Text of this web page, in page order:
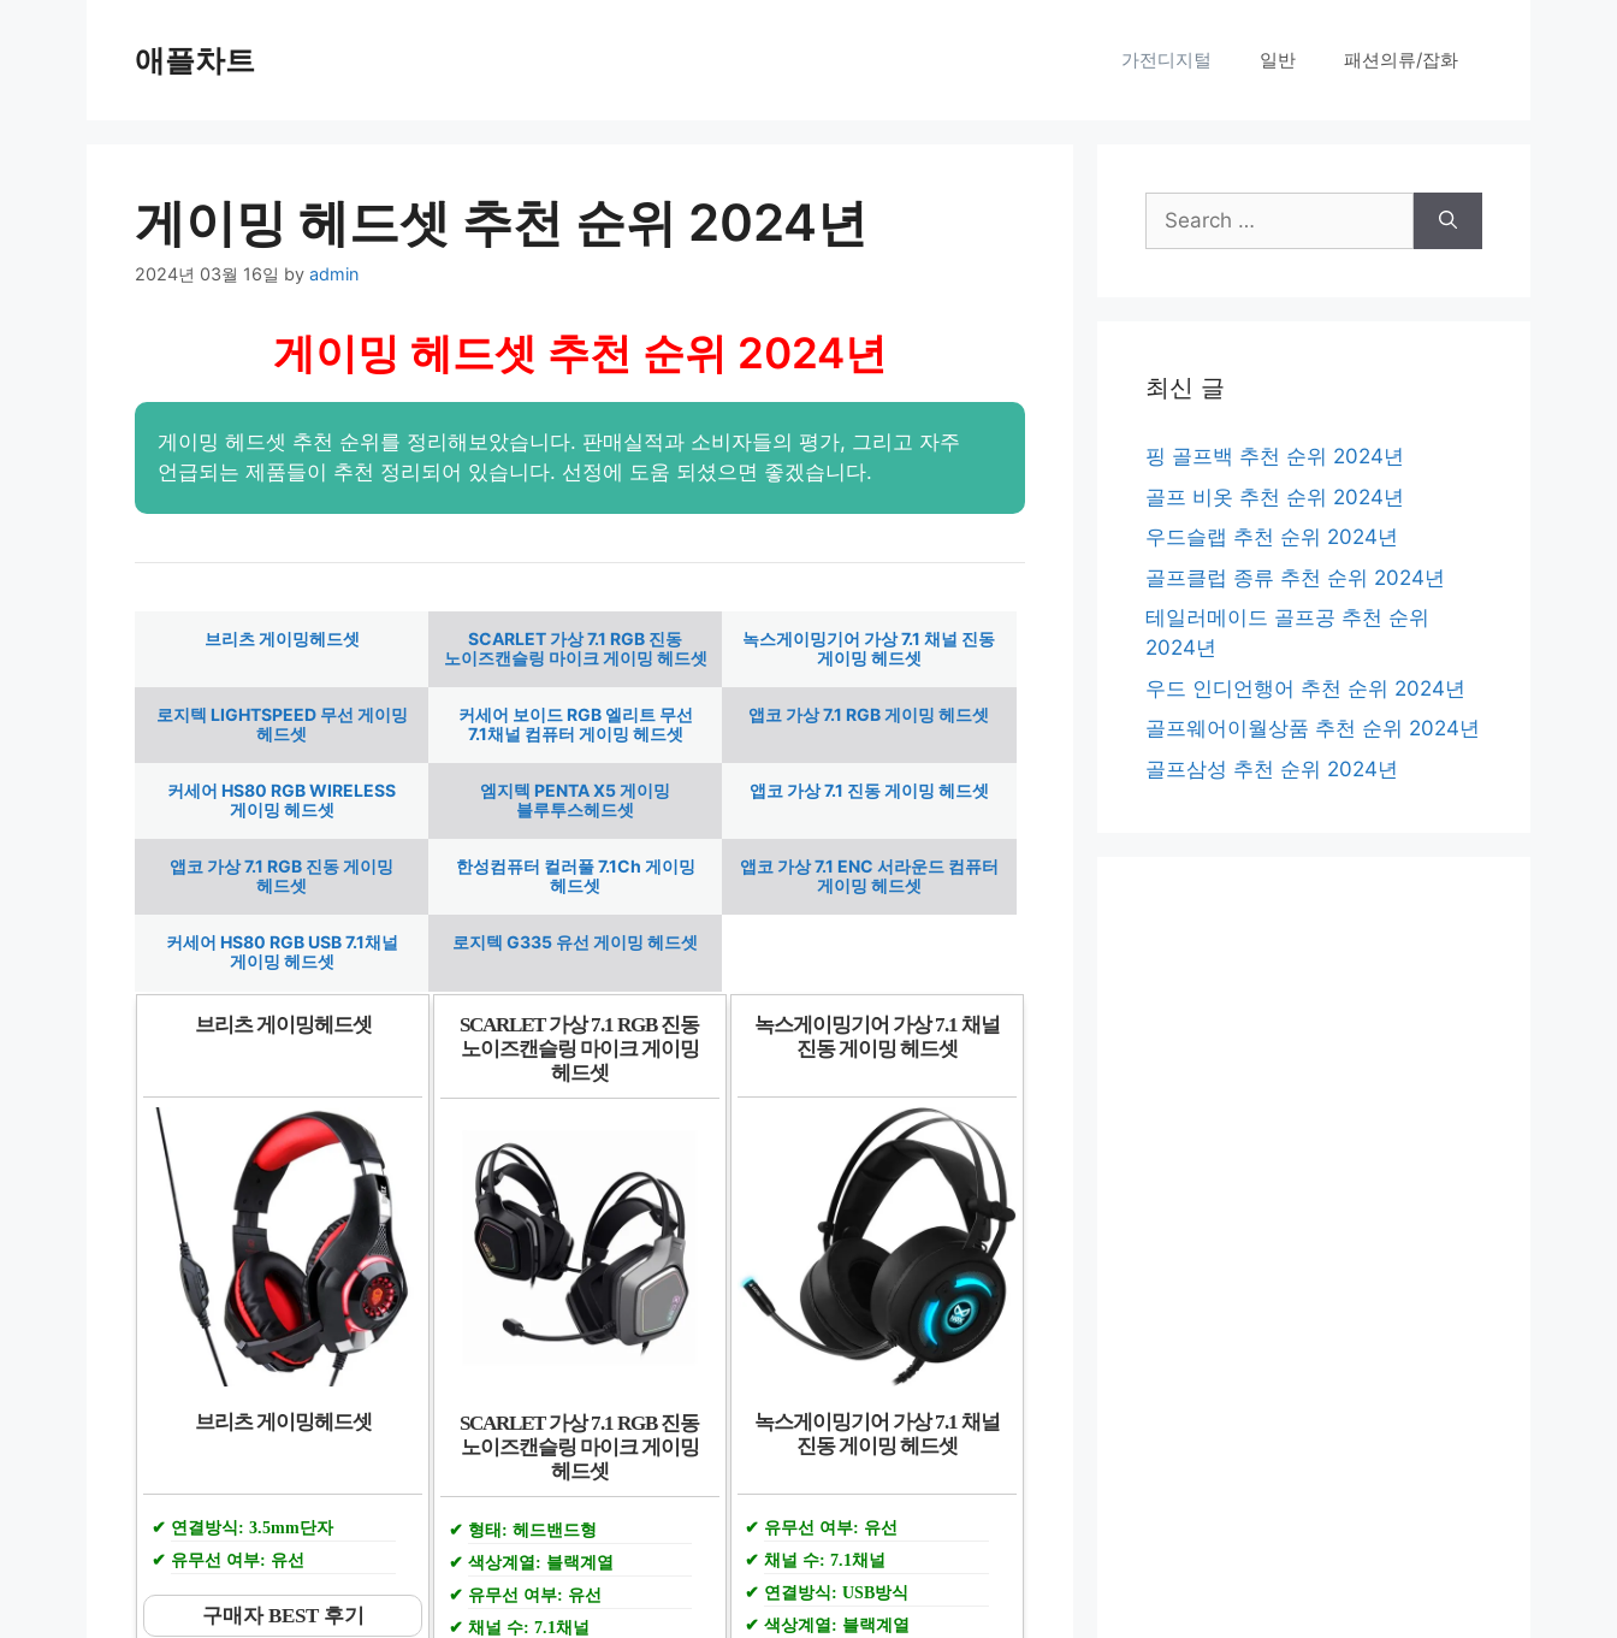
애플차트 가전디지털 일반 패션의류/잡화
게이밍 헤드셋 추천 순위 2024년
2024년 03월 16일 by admin
게이밍 헤드셋 추천 순위 2024년
게이밍 헤드셋 추천 순위를 정리해보았습니다. 판매실적과 소비자들의 평가, 그리고 자주
언급되는 제품들이 추천 정리되어 있습니다. 선정에 도움 되셨으면 좋겠습니다.
브리츠 게이밍헤드셋
SCARLET 가상 7.1 RGB 진동
노이즈캔슬링 마이크 게이밍 헤드셋
녹스게이밍기어 가상 7.1 채널 진동
게이밍 헤드셋
로지텍 LIGHTSPEED 무선 게이밍
헤드셋
커세어 보이드 RGB 엘리트 무선
7.1채널 컴퓨터 게이밍 헤드셋
앱코 가상 7.1 RGB 게이밍 헤드셋
커세어 HS80 RGB WIRELESS
게이밍 헤드셋
엠지텍 PENTA X5 게이밍
블루투스헤드셋
앱코 가상 7.1 진동 게이밍 헤드셋
앱코 가상 7.1 RGB 진동 게이밍
헤드셋
한성컴퓨터 컬러풀 7.1Ch 게이밍
헤드셋
앱코 가상 7.1 ENC 서라운드 컴퓨터
게이밍 헤드셋
커세어 HS80 RGB USB 7.1채널
게이밍 헤드셋
로지텍 G335 유선 게이밍 헤드셋
브리츠 게이밍헤드셋
브리츠 게이밍헤드셋
연결방식: 3.5mm단자
유무선 여부: 유선
구매자 BEST 후기
SCARLET 가상 7.1 RGB 진동
노이즈캔슬링 마이크 게이밍
헤드셋
SCARLET 가상 7.1 RGB 진동
노이즈캔슬링 마이크 게이밍
헤드셋
형태: 헤드밴드형
색상계열: 블랙계열
유무선 여부: 유선
채널 수: 7.1채널
녹스게이밍기어 가상 7.1 채널
진동 게이밍 헤드셋
녹스게이밍기어 가상 7.1 채널
진동 게이밍 헤드셋
유무선 여부: 유선
채널 수: 7.1채널
연결방식: USB방식
색상계열: 블랙계열
Search
for:
최신 글
핑 골프백 추천 순위 2024년
골프 비옷 추천 순위 2024년
우드슬랩 추천 순위 2024년
골프클럽 종류 추천 순위 2024년
테일러메이드 골프공 추천 순위
2024년
우드 인디언행어 추천 순위 2024년
골프웨어이월상품 추천 순위 2024년
골프삼성 추천 순위 2024년